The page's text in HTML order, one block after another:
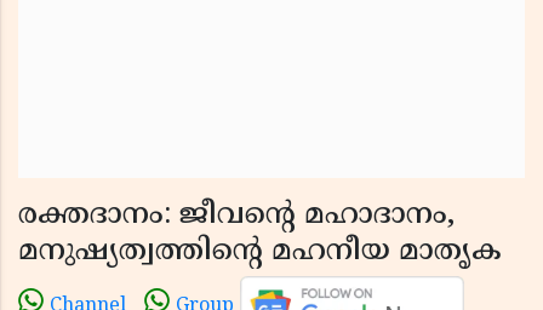
രക്തദാനം: ജീവൻ്റെ മഹാദാനം,
മനുഷ്യത്വത്തിൻ്റെ മഹനീയ മാതൃക